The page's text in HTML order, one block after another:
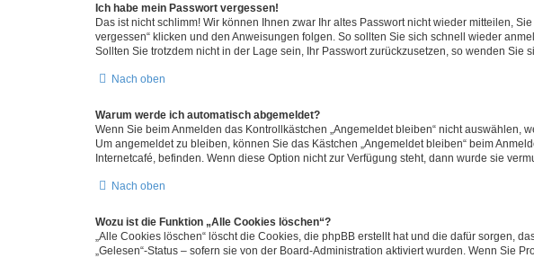
Ich habe mein Passwort vergessen!
Das ist nicht schlimm! Wir können Ihnen zwar Ihr altes Passwort nicht wieder mitteilen,
vergessen“ klicken und den Anweisungen folgen. So sollten Sie sich schnell wieder
Sollten Sie trotzdem nicht in der Lage sein, Ihr Passwort zurückzusetzen, so wenden Sie
Nach oben
Warum werde ich automatisch abgemeldet?
Wenn Sie beim Anmelden das Kontrollkästchen „Angemeldet bleiben“ nicht
Um angemeldet zu bleiben, können Sie das Kästchen „Angemeldet bleiben“ beim
Internetcafé, befinden. Wenn diese Option nicht zur Verfügung steht, dann wurde sie
Nach oben
Wozu ist die Funktion „Alle Cookies löschen“?
„Alle Cookies löschen“ löscht die Cookies, die phpBB erstellt hat und die dafür sorgen,
„Gelesen“-Status – sofern sie von der Board-Administration aktiviert wurden. Wenn Sie